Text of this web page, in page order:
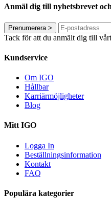
Anmäl dig till nyhetsbrevet
Prenumerera >
Tack för att du anmält dig till
Kundservice
Om IGO
Hållbar
Karriärmöjligheter
Blog
Mitt IGO
Logga In
Beställningsinformation
Kontakt
FAQ
Populära kategorier